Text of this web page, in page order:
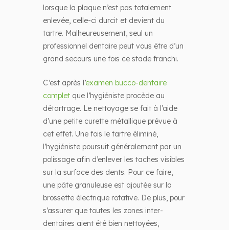
lorsque la plaque n’est pas totalement
enlevée, celle-ci durcit et devient du
tartre. Malheureusement, seul un
professionnel dentaire peut vous être d’un
grand secours une fois ce stade franchi.
C’est après l’examen bucco-dentaire
complet que l’hygiéniste procède au
détartrage. Le nettoyage se fait à l’aide
d’une petite curette métallique prévue à
cet effet. Une fois le tartre éliminé,
l’hygiéniste poursuit généralement par un
polissage afin d’enlever les taches visibles
sur la surface des dents. Pour ce faire,
une pâte granuleuse est ajoutée sur la
brossette électrique rotative. De plus, pour
s’assurer que toutes les zones inter-
dentaires aient été bien nettoyées,